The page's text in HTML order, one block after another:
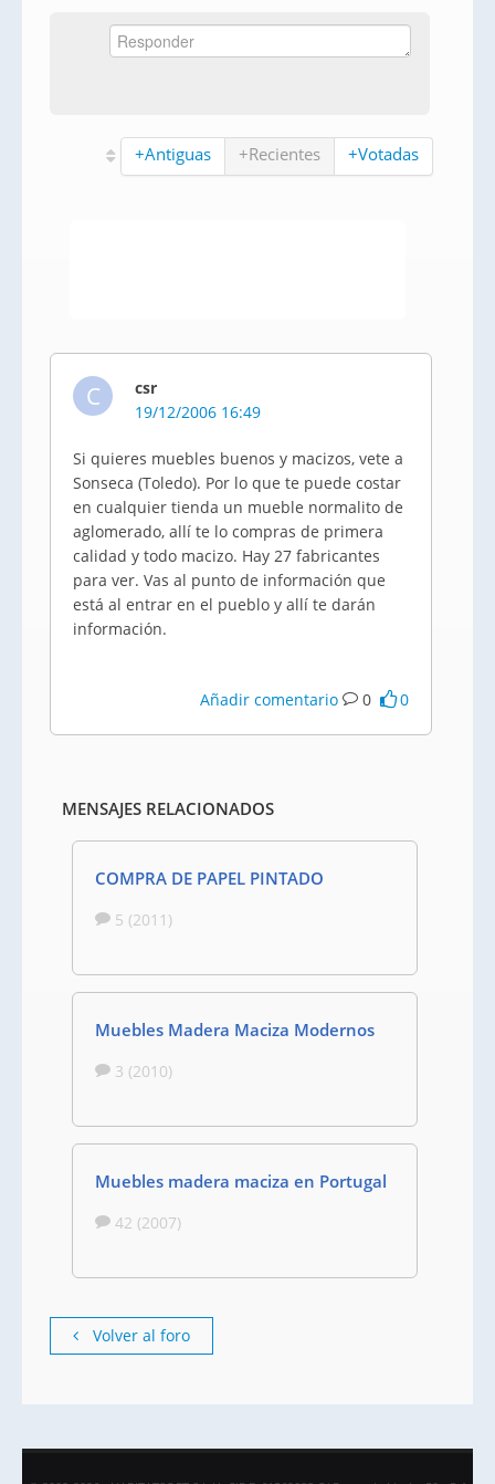
+Antiguas +Recientes +Votadas
C
csr
19/12/2006 16:49
Si quieres muebles buenos y macizos, vete a
Sonseca (Toledo). Por lo que te puede costar
en cualquier tienda un mueble normalito de
aglomerado, allí te lo compras de primera
calidad y todo macizo. Hay 27 fabricantes
para ver. Vas al punto de información que
está al entrar en el pueblo y allí te darán
información.
Añadir comentario 0 0
MENSAJES RELACIONADOS
COMPRA DE PAPEL PINTADO
5 (2011)
Muebles Madera Maciza Modernos
3 (2010)
Muebles madera maciza en Portugal
42 (2007)
Volver al foro